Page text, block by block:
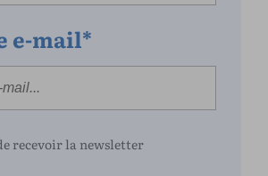
e-mail*
recevoir la newsletter